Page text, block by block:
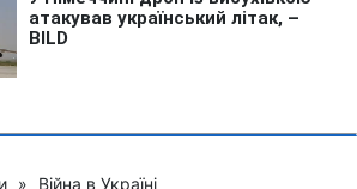
» Війна в Україні